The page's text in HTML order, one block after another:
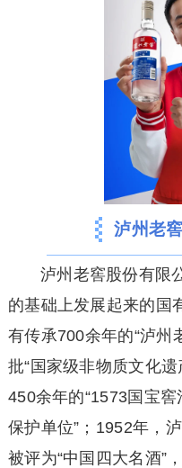
泸州老
泸州老窖股份有限
的基础上发展起来的国
有传承700余年的“泸州
批“国家级非物质文化
450余年的“1573国宝窖
保护单位”；1952年，
被评为“中国四大名酒”